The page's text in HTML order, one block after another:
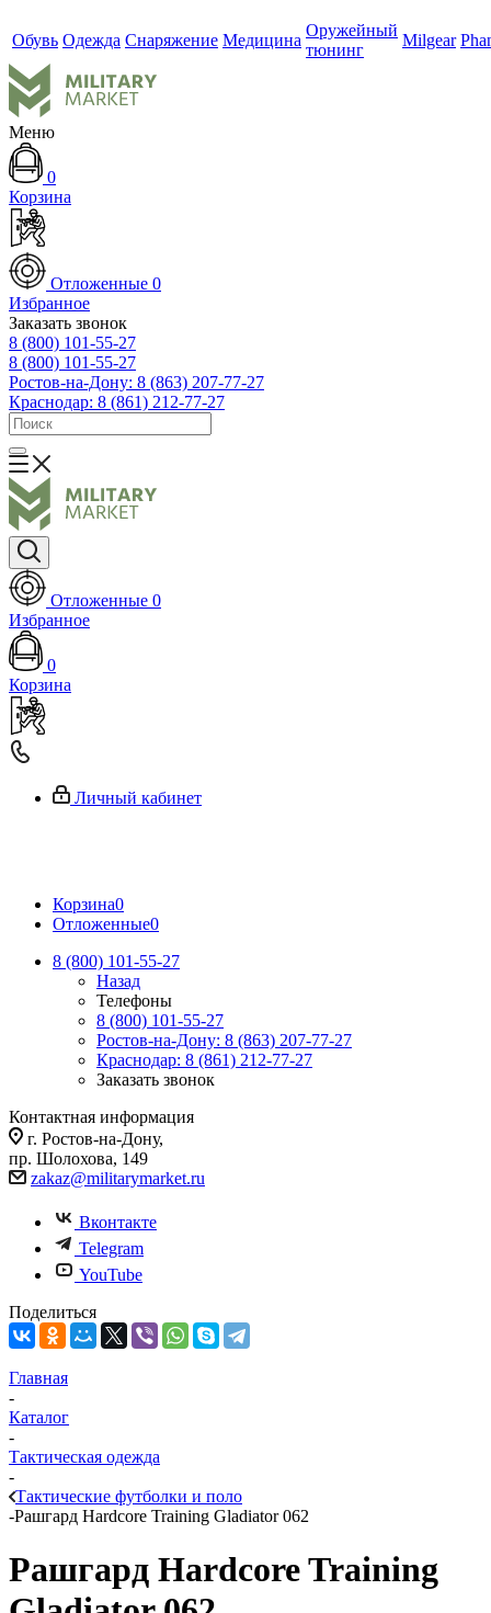
Обувь Одежда Снаряжение Медицина
Оружейный
тюнинг
Milgear
Меню
0
Корзина
Отложенные 0
Избранное
Заказать звонок
8 (800) 101-55-27
8 (800) 101-55-27
Ростов-на-Дону: 8 (863) 207-77-27
Краснодар: 8 (861) 212-77-27
Отложенные 0
Избранное
0
Корзина
Личный кабинет
Корзина0
Отложенные0
8 (800) 101-55-27
Назад
Телефоны
8 (800) 101-55-27
Ростов-на-Дону: 8 (863) 207-77-27
Краснодар: 8 (861) 212-77-27
Заказать звонок
Контактная информация
г. Ростов-на-Дону,
пр. Шолохова, 149
zakaz@militarymarket.ru
Вконтакте
Telegram
YouTube
Поделиться
Главная
-
Каталог
-
Тактическая одежда
-
Тактические футболки и поло
-Рашгард Hardcore Training Gladiator 062
Рашгард Hardcore Training